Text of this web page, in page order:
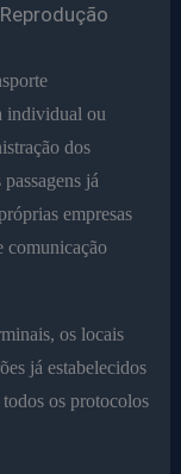
individual ou
dos
já
empresas
comunicação
os locais
já estabelecidos
os protocolos